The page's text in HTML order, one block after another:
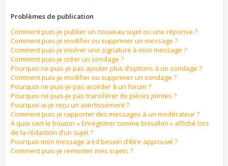
Problèmes de publication
Comment puis-je publier un nouveau sujet ou une réponse ?
Comment puis-je modifier ou supprimer un message ?
Comment puis-je insérer une signature à mon message ?
Comment puis-je créer un sondage ?
Pourquoi ne puis-je pas ajouter plus d’options à un sondage ?
Comment puis-je modifier ou supprimer un sondage ?
Pourquoi ne puis-je pas accéder à un forum ?
Pourquoi ne puis-je pas transférer de pièces jointes ?
Pourquoi ai-je reçu un avertissement ?
Comment puis-je rapporter des messages à un modérateur ?
À quoi sert le bouton « Enregistrer comme brouillon » affiché lors
de la rédaction d’un sujet ?
Pourquoi mon message a-t-il besoin d’être approuvé ?
Comment puis-je remonter mes sujets ?